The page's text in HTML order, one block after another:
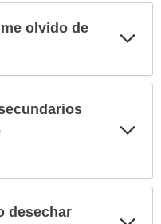
olvido de
desechar